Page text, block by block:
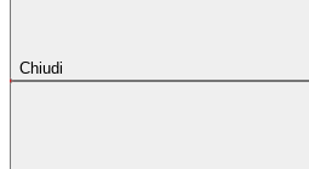
Chiudi